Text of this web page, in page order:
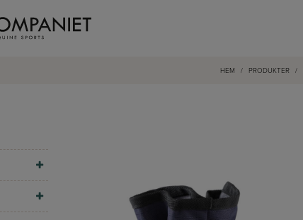
HEM / PRODUKTER /